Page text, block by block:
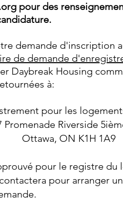
pour des
demande d'inscription
de demande
Daybreak Housing
à:
pour les
Promenade Riverside
Ottawa, ON K1H 1A9
pour le registre
pour arranger